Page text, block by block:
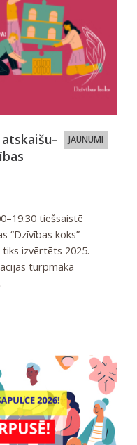
JAUNUMI
tiešsaistē
“Dzīvības koks”
izvērtēts 2025.
turpmākā